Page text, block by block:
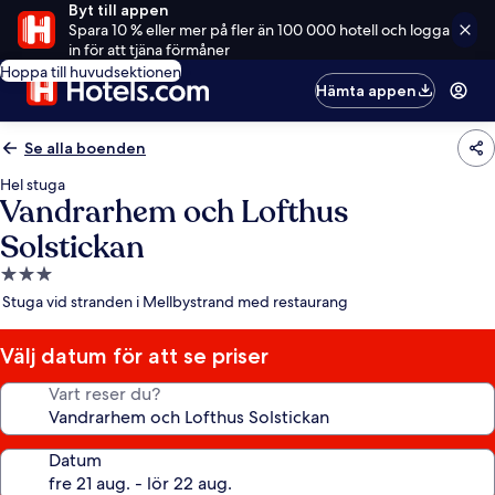
Byt till appen
Spara 10 % eller mer på fler än 100 000 hotell och logga
in för att tjäna förmåner
Hoppa till huvudsektionen
Hämta appen
Se alla boenden
Hel stuga
Vandrarhem och Lofthus
Solstickan
3.0-
stjärnigt
Stuga vid stranden i Mellbystrand med restaurang
Välj datum för att se priser
Vart reser du?
Datum